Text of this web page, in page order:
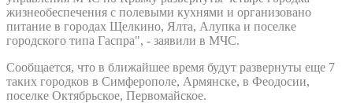
жизнеобеспечения с полевыми кухнями и организовано
питание в городах Щелкино, Ялта, Алупка и поселке
городского типа Гаспра", - заявили в МЧС.
Сообщается, что в ближайшее время будут развернуты еще 7
таких городков в Симферополе, Армянске, в Феодосии,
поселке Октябрьское, Первомайское.